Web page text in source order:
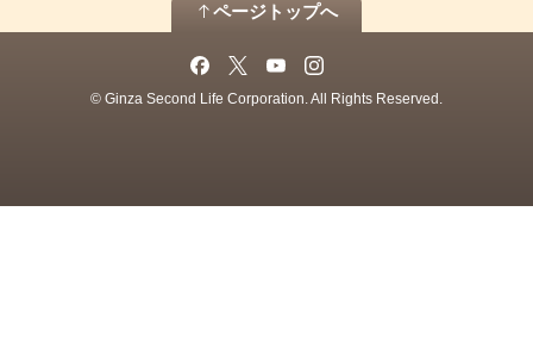
ページトップへ
© Ginza Second Life Corporation. All Rights Reserved.